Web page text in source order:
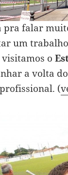
pra falar
um
o
a volta do
(